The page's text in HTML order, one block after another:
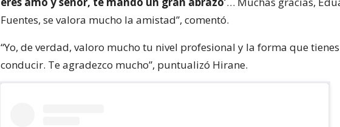
Fuentes, se valora mucho la amistad”, comentó.
“Yo, de verdad, valoro mucho tu nivel profesional y la forma que
conducir. Te agradezco mucho”, puntualizó Hirane.